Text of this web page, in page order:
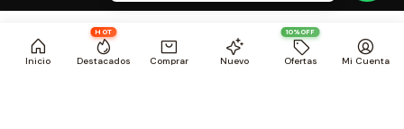
Inicio
HOT
Destacados Comprar Nuevo
10%OFF
Ofertas Mi Cuenta